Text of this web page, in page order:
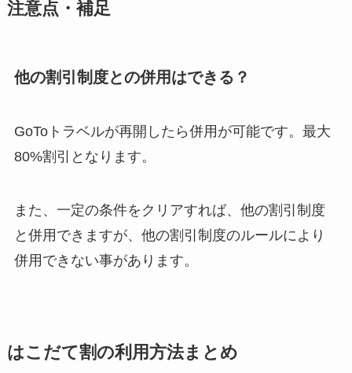
注意点・補足
他の割引制度との併用はできる？
GoToトラベルが再開したら併用が可能です。最大
80%割引となります。
また、一定の条件をクリアすれば、他の割引制度
と併用できますが、他の割引制度のルールにより
併用できない事があります。
はこだて割の利用方法まとめ